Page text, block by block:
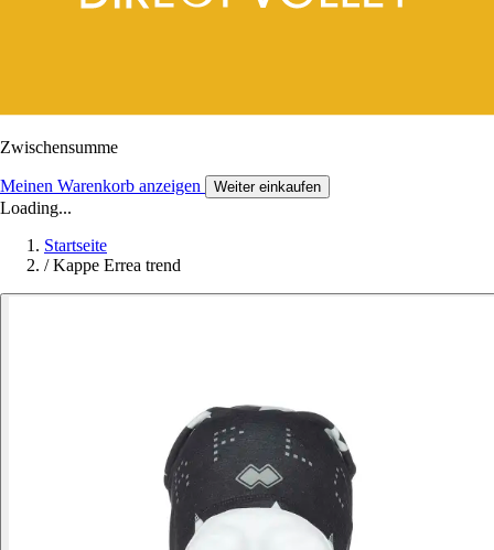
Zwischensumme
Meinen Warenkorb anzeigen Weiter einkaufen
Loading...
Startseite
/ Kappe Errea trend